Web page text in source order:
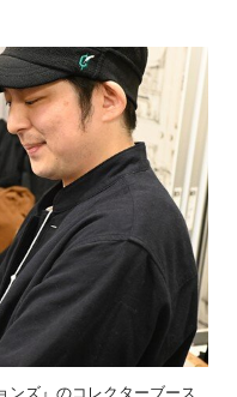
ンズ』のコレクターブース